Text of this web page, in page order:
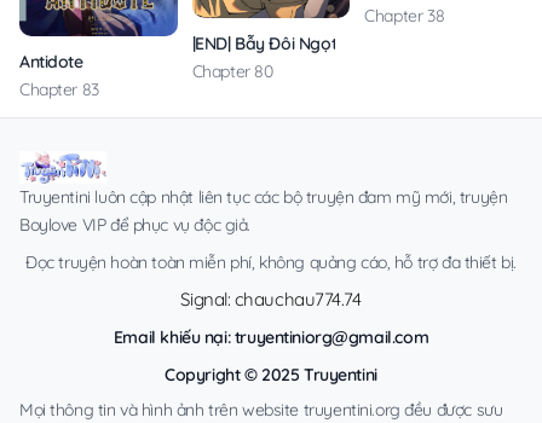
Antidote
Chapter 83
|END| Bẫy Đôi Ngọt Ngào
Chapter 80
Chapter 38
Truyentini luôn cập nhật liên tục các bộ truyện đam mỹ mới, truyện
Boylove VIP để phục vụ độc giả.
Đọc truyện hoàn toàn miễn phí, không quảng cáo, hỗ trợ đa thiết bị.
Signal: chauchau774.74
Email khiếu nại:truyentiniorg@gmail.com
Copyright © 2025 Truyentini
Mọi thông tin và hình ảnh trên website truyentini.org đều được sưu